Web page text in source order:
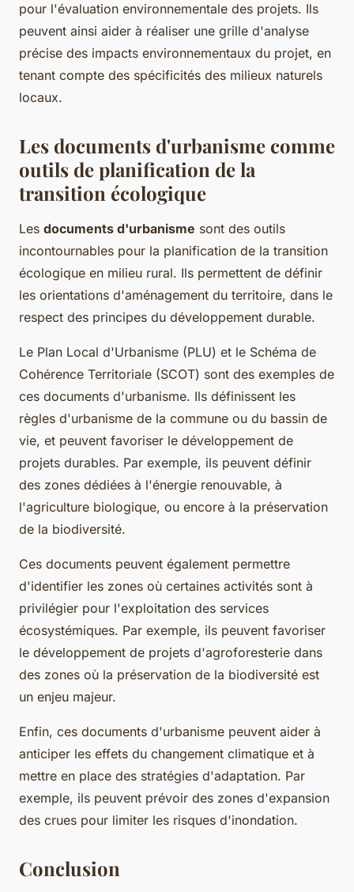
pour l'évaluation environnementale des projets. Ils
peuvent ainsi aider à réaliser une grille d'analyse
précise des impacts environnementaux du projet, en
tenant compte des spécificités des milieux naturels
locaux.
Les documents d'urbanisme comme
outils de planification de la
transition écologique
Les documents d'urbanisme sont des outils
incontournables pour la planification de la transition
écologique en milieu rural. Ils permettent de définir
les orientations d'aménagement du territoire, dans le
respect des principes du développement durable.
Le Plan Local d'Urbanisme (PLU) et le Schéma de
Cohérence Territoriale (SCOT) sont des exemples de
ces documents d'urbanisme. Ils définissent les
règles d'urbanisme de la commune ou du bassin de
vie, et peuvent favoriser le développement de
projets durables. Par exemple, ils peuvent définir
des zones dédiées à l'énergie renouvable, à
l'agriculture biologique, ou encore à la préservation
de la biodiversité.
Ces documents peuvent également permettre
d'identifier les zones où certaines activités sont à
privilégier pour l'exploitation des services
écosystémiques. Par exemple, ils peuvent favoriser
le développement de projets d'agroforesterie dans
des zones où la préservation de la biodiversité est
un enjeu majeur.
Enfin, ces documents d'urbanisme peuvent aider à
anticiper les effets du changement climatique et à
mettre en place des stratégies d'adaptation. Par
exemple, ils peuvent prévoir des zones d'expansion
des crues pour limiter les risques d'inondation.
Conclusion